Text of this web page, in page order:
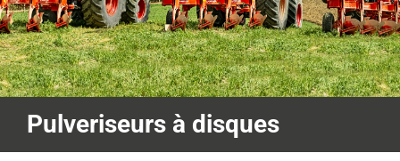
Pulveriseurs à disques